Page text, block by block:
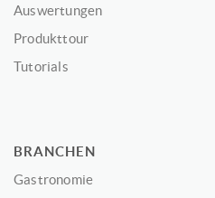
Auswertungen
Produkttour
Tutorials
BRANCHEN
Gastronomie